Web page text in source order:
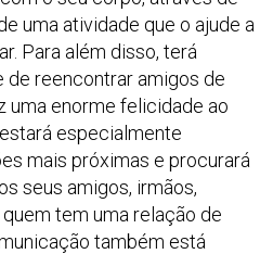
uma atividade que o ajude a
Para além disso, terá
reencontrar amigos de
uma enorme felicidade ao
especialmente
mais próximas e procurará
seus amigos, irmãos,
tem uma relação de
também está